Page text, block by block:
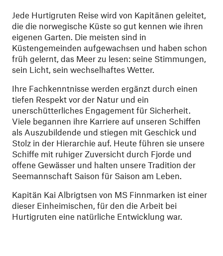
Jede Hurtigruten Reise wird von Kapitänen geleitet,
die die norwegische Küste so gut kennen wie ihren
eigenen Garten. Die meisten sind in
Küstengemeinden aufgewachsen und haben schon
früh gelernt, das Meer zu lesen: seine Stimmungen,
sein Licht, sein wechselhaftes Wetter.
Ihre Fachkenntnisse werden ergänzt durch einen
tiefen Respekt vor der Natur und ein
unerschütterliches Engagement für Sicherheit.
Viele begannen ihre Karriere auf unseren Schiffen
als Auszubildende und stiegen mit Geschick und
Stolz in der Hierarchie auf. Heute führen sie unsere
Schiffe mit ruhiger Zuversicht durch Fjorde und
offene Gewässer und halten unsere Tradition der
Seemannschaft Saison für Saison am Leben.
Kapitän Kai Albrigtsen von MS Finnmarken ist einer
dieser Einheimischen, für den die Arbeit bei
Hurtigruten eine natürliche Entwicklung war.